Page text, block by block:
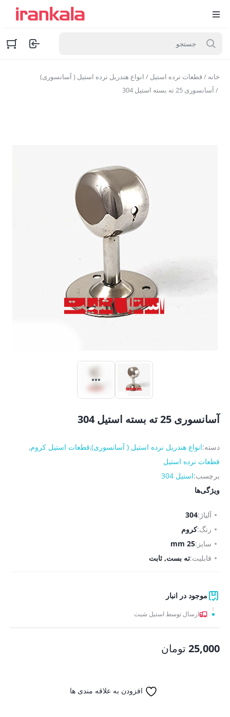
خانه /قطعات نرده استیل / انواع هندریل نرده استیل ( آسانسوری)
/ آسانسوری 25 ته بسته استیل 304
آسانسوری 25 ته بسته استیل 304
دسته:انواع هندریل نرده استیل ( آسانسوری),قطعات استیل کروم,
قطعات نرده استیل
برچسب:استیل 304
ویژگی‌ها
آلیاژ:304
رنگ:کروم
سایز:25 mm
قابلیت:ته بست, ثابت
موجود در انبار
ارسال توسط استیل شیت
25,000 تومان
افزودن به علاقه مندی ها